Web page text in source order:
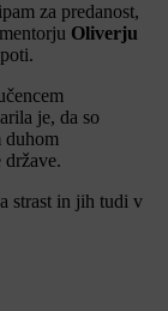
za predanost,
Oliverju
je, da so
duhom
države.
strast in jih tudi v